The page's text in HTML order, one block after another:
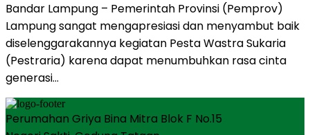
Bandar Lampung – Pemerintah Provinsi (Pemprov)
Lampung sangat mengapresiasi dan menyambut baik
diselenggarakannya kegiatan Pesta Wastra Sukaria
(Pestraria) karena dapat menumbuhkan rasa cinta
generasi…
Perumahan Griya Bina Mitra Blok F No.15